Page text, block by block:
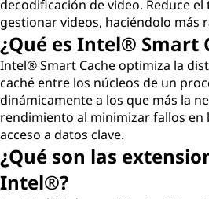
decodificación de video. Reduce
gestionar videos, haciéndolo más
¿Qué es Intel® Smart
Intel® Smart Cache optimiza la
caché entre los núcleos de un
dinámicamente a los que más la
rendimiento al minimizar fallos en
acceso a datos clave.
¿Qué son las
Intel®?